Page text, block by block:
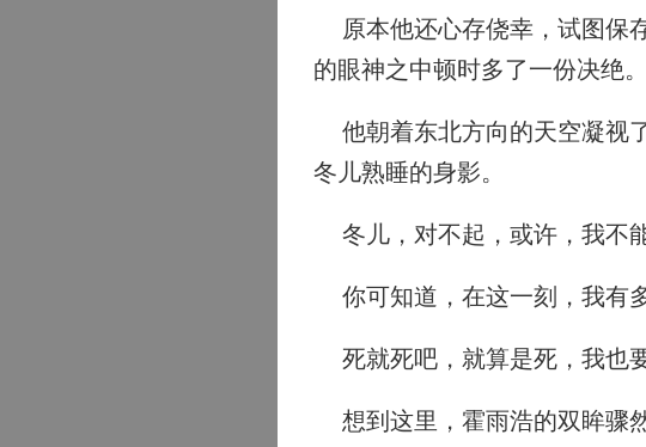
原本他还心存侥幸，试图保
的眼神之中顿时多了一份决绝
他朝着东北方向的天空凝视
冬儿熟睡的身影。
冬儿，对不起，或许，我不
你可知道，在这一刻，我有多
死就死吧，就算是死，我也
想到这里，霍雨浩的双眸骤